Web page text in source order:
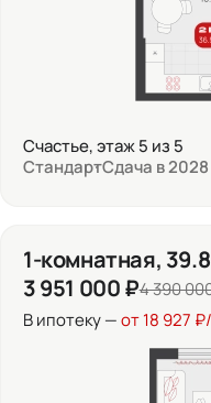
Счастье, этаж 5 из 5
СтандартСдача в 2028
1-комнатная,
3 951 000 ₽4 390
В ипотеку —от 18 927